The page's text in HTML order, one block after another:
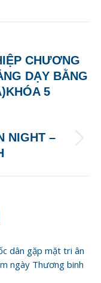
LinkedIn
CHƯƠNG
DẠY BẰNG
5
NIGHT –
dân gặp mặt tri ân
ngày Thương binh